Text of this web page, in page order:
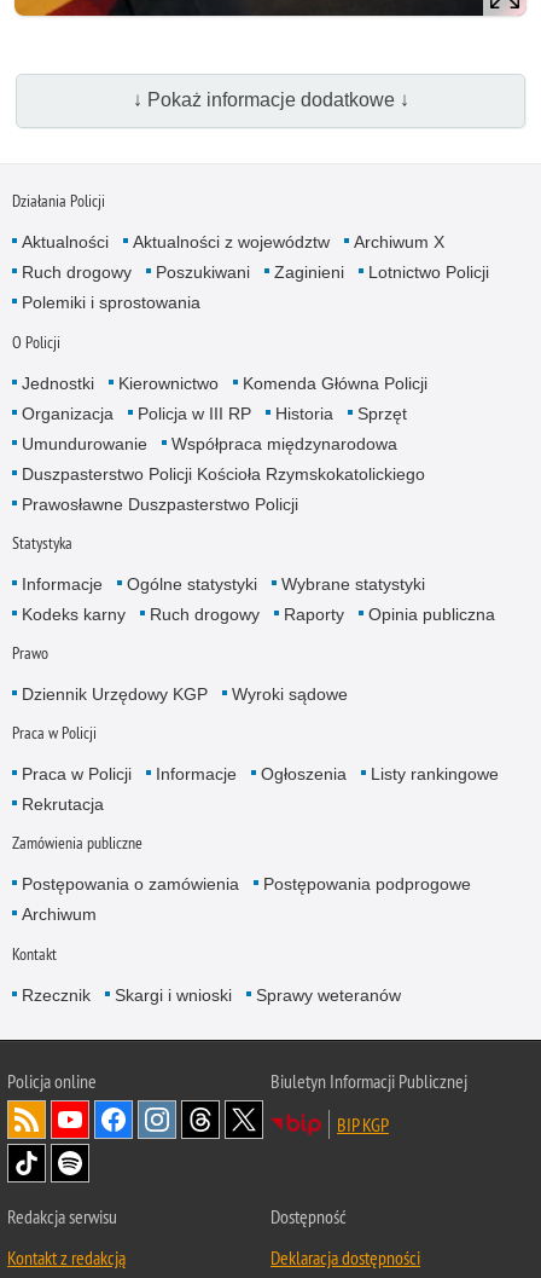
↓ Pokaż informacje dodatkowe ↓
Działania Policji
Aktualności Aktualności z województw
Archiwum X
Ruch drogowy
Poszukiwani Zaginieni
Lotnictwo Policji
Polemiki i sprostowania
O Policji
Jednostki Kierownictwo
Komenda Główna Policji
Organizacja
Policja w III RP Historia
Sprzęt
Umundurowanie
Współpraca międzynarodowa
Duszpasterstwo Policji Kościoła Rzymskokatolickiego
Prawosławne Duszpasterstwo Policji
Statystyka
Informacje Ogólne statystyki
Wybrane statystyki
Kodeks karny
Ruch drogowy Raporty Opinia publiczna
Prawo
Dziennik Urzędowy KGP Wyroki sądowe
Praca w Policji
Praca w Policji Informacje Ogłoszenia
Listy rankingowe
Rekrutacja
Zamówienia publiczne
Postępowania o zamówienia
Postępowania podprogowe
Archiwum
Kontakt
Rzecznik Skargi i wnioski Sprawy weteranów
Policjaonline
Biuletyn Informacji Publicznej
BIP KGP
Redakcja serwisu
Kontakt z redakcją
Dostępność
Deklaracja dostępności